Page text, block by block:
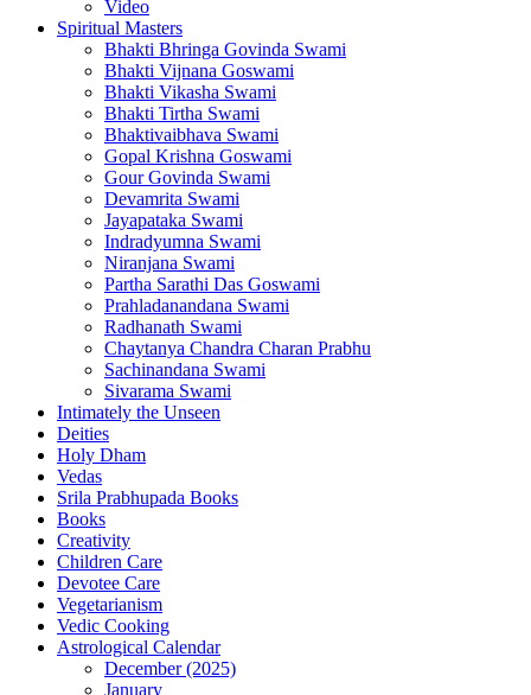
Video
Spiritual Masters
Bhakti Bhringa Govinda Swami
Bhakti Vijnana Goswami
Bhakti Vikasha Swami
Bhakti Tirtha Swami
Bhaktivaibhava Swami
Gopal Krishna Goswami
Gour Govinda Swami
Devamrita Swami
Jayapataka Swami
Indradyumna Swami
Niranjana Swami
Partha Sarathi Das Goswami
Prahladanandana Swami
Radhanath Swami
Chaytanya Chandra Charan Prabhu
Sachinandana Swami
Sivarama Swami
Intimately the Unseen
Deities
Holy Dham
Vedas
Srila Prabhupada Books
Books
Creativity
Children Care
Devotee Care
Vegetarianism
Vedic Cooking
Astrological Calendar
December (2025)
January